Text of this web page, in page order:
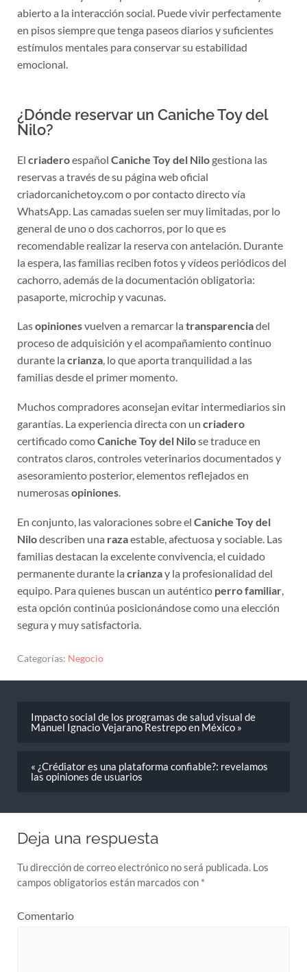
abierto a la interacción social. Puede vivir perfectamente
en pisos siempre que tenga paseos diarios y suficientes
estímulos mentales para conservar su estabilidad
emocional.
¿Dónde reservar un Caniche Toy del
Nilo?
El criaderoespañol Caniche Toy del Nilogestiona las
reservas a través de su página web oficial
criadorcanichetoy.com o por contacto directo vía
WhatsApp. Las camadas suelen ser muy limitadas, por lo
general de uno o dos cachorros, por lo que es
recomendable realizar la reserva con antelación. Durante
la espera, las familias reciben fotos y vídeos periódicos del
cachorro, además de la documentación obligatoria:
pasaporte, microchip y vacunas.
Las opiniones vuelven a remarcar la transparenciadel
proceso de adquisición y el acompañamiento continuo
durante la crianza, lo que aporta tranquilidad a las
familias desde el primer momento.
Muchos compradores aconsejan evitar intermediarios sin
garantías. La experiencia directa con un criadero
certificado como Caniche Toy del Nilose traduce en
contratos claros, controles veterinarios documentados y
asesoramiento posterior, elementos reflejados en
numerosas opiniones
En conjunto, las valoraciones sobre el Caniche Toy del
Nilo describen una raza estable, afectuosa y sociable. Las
familias destacan la excelente convivencia, el cuidado
permanente durante la crianza y la profesionalidad del
equipo. Para quienes buscan un auténtico perro familiar,
esta opción continúa posicionándose como una elección
segura y muy satisfactoria.
Categorías: Negocio
Impacto social de los programas de salud visual de
Manuel Ignacio Vejarano Restrepo en México »
« ¿Crédiator es una plataforma confiable?: revelamos
las opiniones de usuarios
Deja una respuesta
Tu dirección de correo electrónico no será publicada. Los
campos obligatorios están marcados con *
Comentario